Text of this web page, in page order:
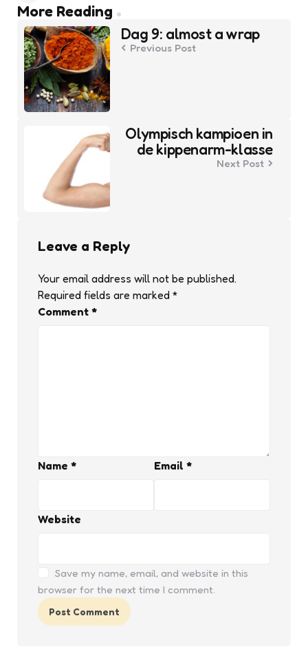
More Reading
Post
navigation
Dag 9: almost a wrap
Previous Post
Olympisch kampioen in
de kippenarm-klasse
Next Post
Leave a Reply
Your email address will not be published.
Required fields are marked *
Comment *
Name * Email *
Website
Save my name, email, and website in this
browser for the next time I comment.